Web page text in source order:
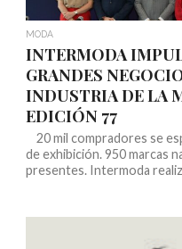
MODA
INTERMODA
GRANDES
INDUSTRIA DE LA
EDICIÓN 77
20 mil compradores se
de exhibición. 950 marcas
presentes. Intermoda